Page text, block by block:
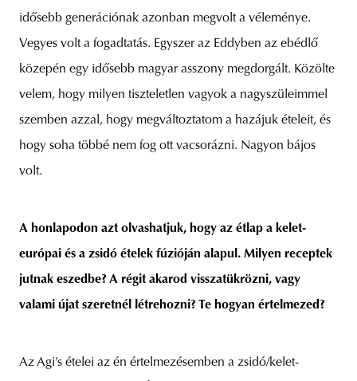
idősebb generációnak azonban megvolt a véleménye.
Vegyes volt a fogadtatás. Egyszer az Eddyben az ebédlő
közepén egy idősebb magyar asszony megdorgált. Közölte
velem, hogy milyen tiszteletlen vagyok a nagyszüleimmel
szemben azzal, hogy megváltoztatom a hazájuk ételeit, és
hogy soha többé nem fog ott vacsorázni. Nagyon bájos
volt.
A honlapodon azt olvashatjuk, hogy az étlap a kelet-
európai és a zsidó ételek fúzióján alapul. Milyen receptek
jutnak eszedbe? A régit akarod visszatükrözni, vagy
valami újat szeretnél létrehozni? Te hogyan értelmezed?
Az Agi’s ételei az én értelmezésemben a zsidó/kelet-